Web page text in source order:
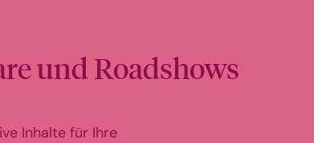
und Roadshows
Inhalte für Ihre